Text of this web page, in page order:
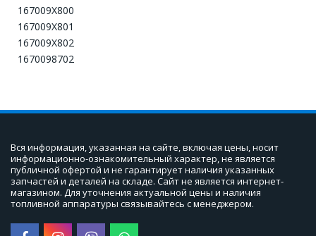
167009X800
167009X801
167009X802
1670098702
Вся информация, указанная на сайте, включая цены, носит
информационно-ознакомительный характер, не является
публичной офертой и не гарантирует наличия указанных
запчастей и деталей на складе. Сайт не является интернет-
магазином. Для уточнения актуальной цены и наличия
топливной аппаратуры связывайтесь с менеджером.